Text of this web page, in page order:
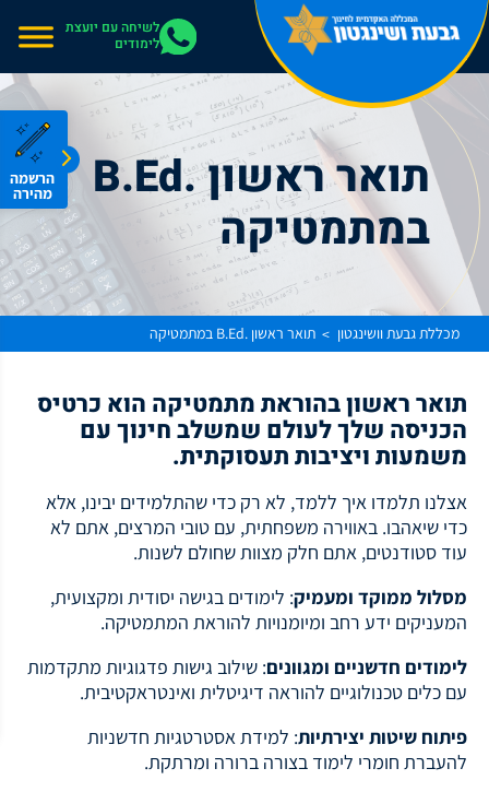
אתר בהרצה
הרשמה
מהירה
לשיחה עם יועצת
לימודים
מכללת גבעת וושינגטון > תואר ראשון .B.Ed במתמטיקה
תואר ראשון .B.Ed
במתמטיקה
תואר ראשון בהוראת מתמטיקה הוא כרטיס
הכניסה שלך לעולם שמשלב חינוך עם
משמעות ויציבות תעסוקתית.
אצלנו תלמדו איך ללמד, לא רק כדי שהתלמידים יבינו, אלא
כדי שיאהבו. באווירה משפחתית, עם טובי המרצים, אתם לא
עוד סטודנטים, אתם חלק מצוות שחולם לשנות.
מסלול ממוקד ומעמיק: לימודים בגישה יסודית ומקצועית,
המעניקים ידע רחב ומיומנויות להוראת המתמטיקה.
לימודים חדשניים ומגוונים: שילוב גישות פדגוגיות מתקדמות
עם כלים טכנולוגיים להוראה דיגיטלית ואינטראקטיבית.
פיתוח שיטות יצירתיות: למידת אסטרטגיות חדשניות
להעברת חומרי לימוד בצורה ברורה ומרתקת.